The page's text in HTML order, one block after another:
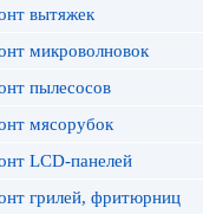
вытяжек
микроволновок
пылесосов
мясорубок
LCD-панелей
грилей, фритюрниц